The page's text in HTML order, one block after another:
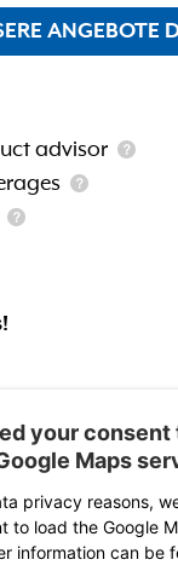
ANGEBOTE
advisor
your consent
Maps
privacy reasons,
to load the Google
information can be